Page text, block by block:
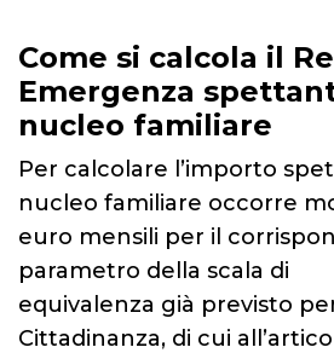
Come si calcola il
Emergenza
nucleo familiare
Per calcolare l’importo
nucleo familiare occorre
euro mensili per il
parametro della scala di
equivalenza già previsto
Cittadinanza, di cui